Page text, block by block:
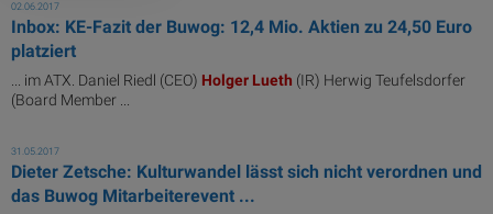
02.06.2017
Inbox: KE-Fazit der Buwog: 12,4 Mio. Aktien zu 24,50 Euro
platziert
... im ATX. Daniel Riedl (CEO) Holger Lueth (IR) Herwig Teufelsdorfer
(Board Member ...
31.05.2017
Dieter Zetsche: Kulturwandel lässt sich nicht verordnen und
das Buwog Mitarbeiterevent ...